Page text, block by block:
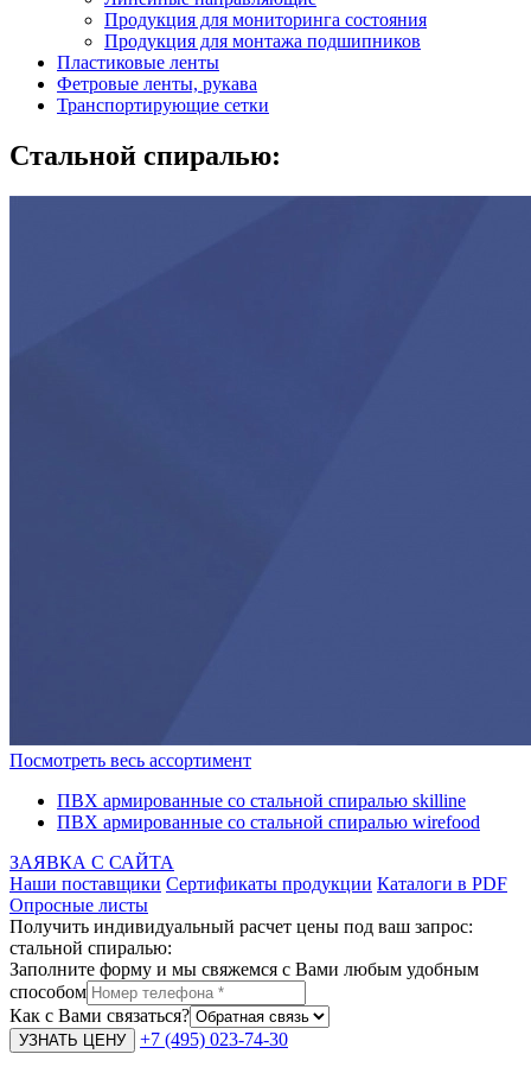
Продукция для мониторинга состояния
Продукция для монтажа подшипников
Пластиковые ленты
Фетровые ленты, рукава
Транспортирующие сетки
Стальной спиралью:
Посмотреть весь ассортимент
ПВХ армированные со стальной спиралью skilline
ПВХ армированные со стальной спиралью wirefood
ЗАЯВКА С САЙТА
Наши поставщики Сертификаты продукции Каталоги в PDF
Опросные листы
Получить индивидуальный расчет цены под ваш запрос:
стальной спиралью:
Заполните форму и мы свяжемся с Вами любым удобным
способом
Как с Вами связаться?
+7 (495) 023-74-30